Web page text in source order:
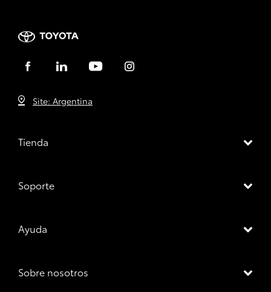
Site: Argentina
Tienda
Soporte
Ayuda
Sobre nosotros